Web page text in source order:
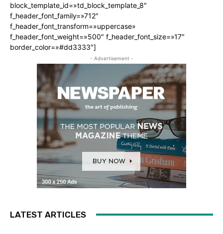
block_template_id=»td_block_template_8″
f_header_font_family=»712″
f_header_font_transform=»uppercase»
f_header_font_weight=»500″ f_header_font_size=»17″
border_color=»#dd3333″]
- Advertisement -
LATEST ARTICLES